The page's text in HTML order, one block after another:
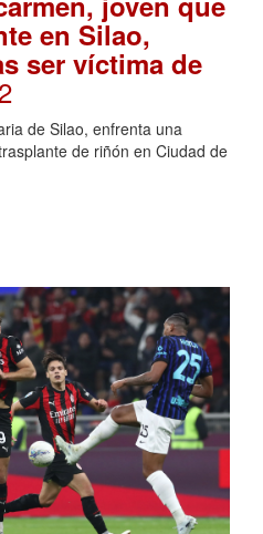
en Silao,
ser víctima de
de Silao, enfrenta una
de riñón en Ciudad de